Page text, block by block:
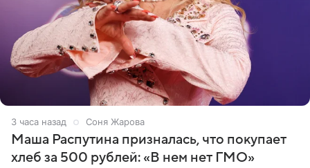
3 часа назад Соня Жарова
Маша Распутина призналась, что покупает
хлеб за 500 рублей: «В нем нет ГМО»